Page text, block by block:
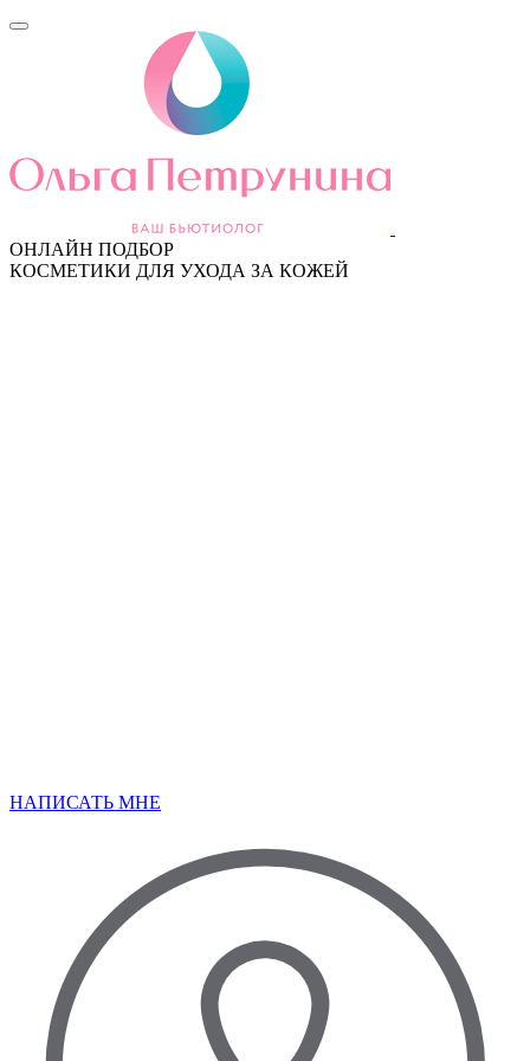
ОНЛАЙН ПОДБОР
КОСМЕТИКИ ДЛЯ УХОДА ЗА КОЖЕЙ
НАПИСАТЬ МНЕ